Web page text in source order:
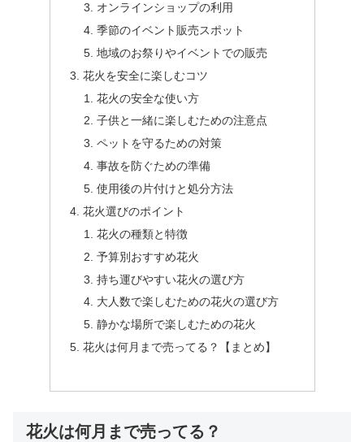
オンラインショップの利用
季節のイベント販売スポット
地域のお祭りやイベントでの販売
花火を安全に楽しむコツ
花火の安全な使い方
子供と一緒に楽しむための注意点
ペットを守るための対策
事故を防ぐための準備
使用後の片付けと処分方法
花火選びのポイント
花火の種類と特徴
予算別おすすめ花火
持ち運びやすい花火の選び方
大人数で楽しむための花火の選び方
静かな場所で楽しむための花火
花火は何月まで売ってる？【まとめ】
花火は何月まで売ってる？